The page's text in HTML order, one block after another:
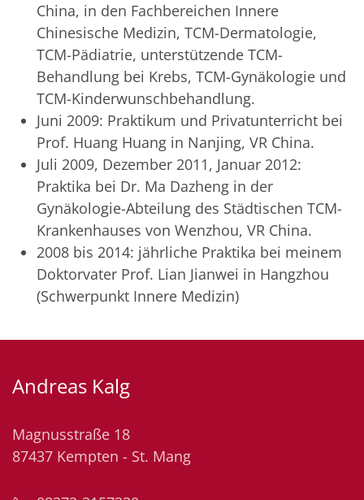
China, in den Fachbereichen Innere
Chinesische Medizin, TCM-Dermatologie,
TCM-Pädiatrie, unterstützende TCM-
Behandlung bei Krebs, TCM-Gynäkologie und
TCM-Kinderwunschbehandlung.
Juni 2009: Praktikum und Privatunterricht bei
Prof. Huang Huang in Nanjing, VR China.
Juli 2009, Dezember 2011, Januar 2012:
Praktika bei Dr. Ma Dazheng in der
Gynäkologie-Abteilung des Städtischen TCM-
Krankenhauses von Wenzhou, VR China.
2008 bis 2014: jährliche Praktika bei meinem
Doktorvater Prof. Lian Jianwei in Hangzhou
(Schwerpunkt Innere Medizin)
Andreas Kalg
Magnusstraße 18
87437 Kempten - St. Mang